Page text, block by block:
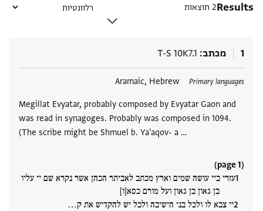
Results2 תוצאות
1 מכתב T-S 10K7.1
Primary languages
Aramaic, Hebrew
Megillat Evyatar, probably composed by Evyatar Gaon and
was read in synagoges. Probably was composed in 1094.
(The scribe might be Shmuel b. Ya'aqov- a …
(page 1)
עזרי ביי עושה שמים וארץ מכתב לאביתר הכהן אשר נקרא שם יי עליו
בן גאון בן גאון ועל מורם כסא[ו]
יי צבא לו ולכל בני הישיבה ולכל יש להקדיש את ק‮…
תגים